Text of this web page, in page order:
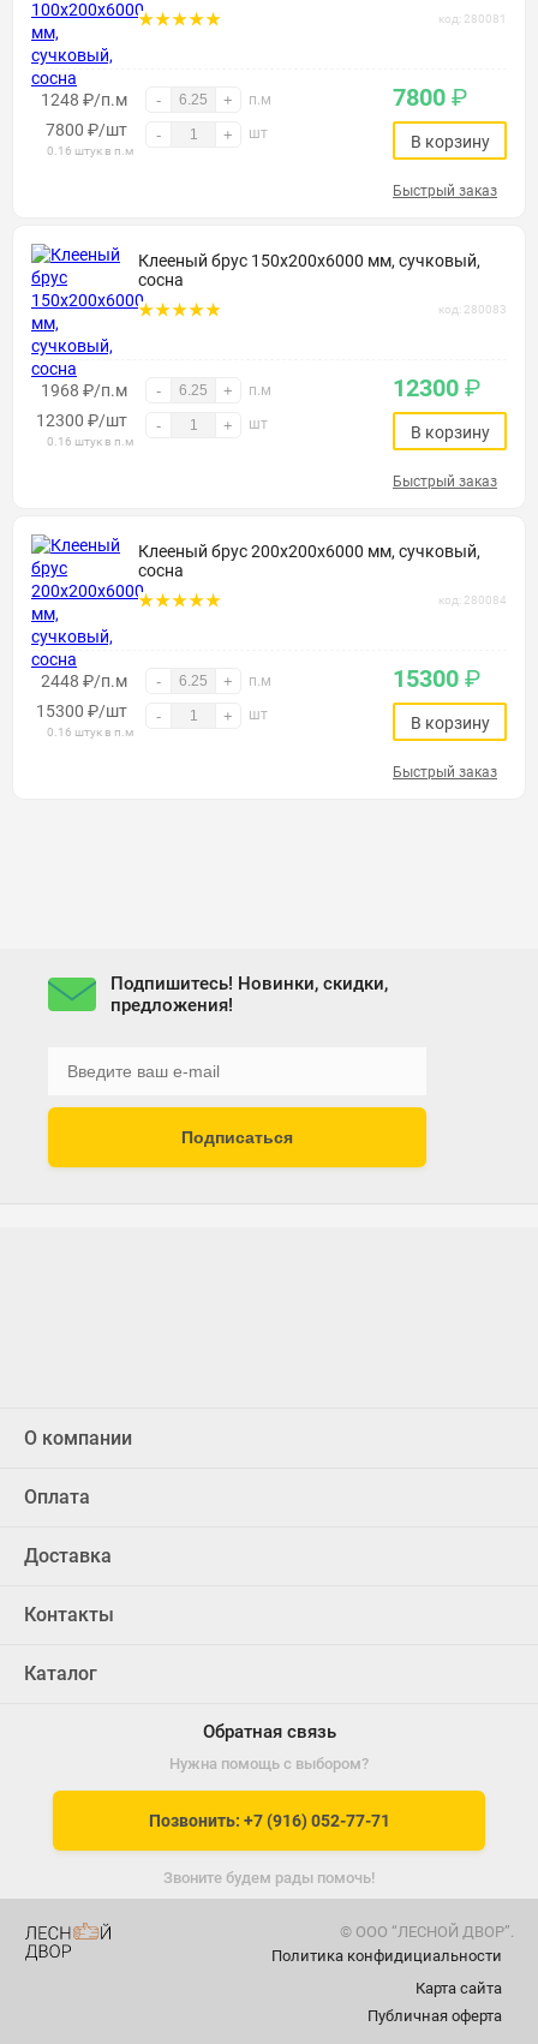
код: 280081
1248 ₽/п.м - + п.м
7800 ₽/шт
0.16 штук в п.м
- + шт
7800 ₽
В корзину
Быстрый заказ
Клееный брус 150х200х6000 мм, сучковый,
сосна
код: 280083
1968 ₽/п.м - + п.м
12300 ₽/шт
0.16 штук в п.м
- + шт
12300 ₽
В корзину
Быстрый заказ
Клееный брус 200х200х6000 мм, сучковый,
сосна
код: 280084
2448 ₽/п.м - + п.м
15300 ₽/шт
0.16 штук в п.м
- + шт
15300 ₽
В корзину
Быстрый заказ
Подпишитесь! Новинки, скидки,
предложения!
Подписаться
О компании
Оплата
Доставка
Контакты
Каталог
Обратная связь
Нужна помощь с выбором?
Позвонить: +7 (916) 052-77-71
Звоните будем рады помочь!
© ООО “ЛЕСНОЙ ДВОР”.
Карта сайта
Политика конфидициальности
Публичная оферта